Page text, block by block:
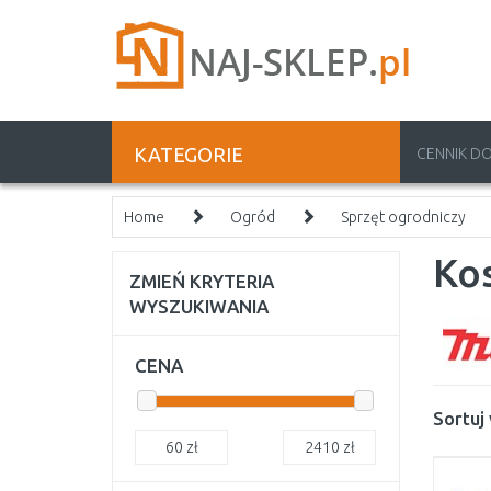
KATEGORIE CENNIK
Home Ogród Sprzęt ogrodniczy
Sortuj
ZMIEŃ KRYTERIA
WYSZUKIWANIA
CENA
60 zł 2410 zł